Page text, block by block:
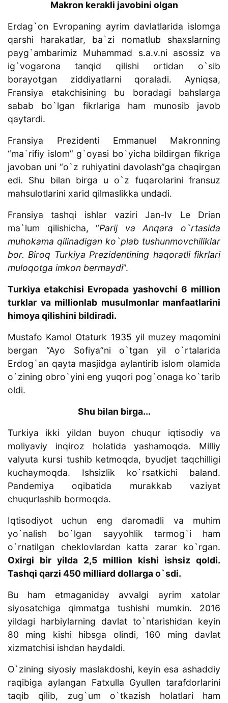
Makron kerakli javobini olgan
Erdag`on Evropaning ayrim davlatlarida islomga
qarshi harakatlar, ba`zi nomatlub shaxslarning
payg`ambarimiz Muhammad s.a.v.ni asossiz va
ig`vogarona tanqid qilishi ortidan o`sib
borayotgan ziddiyatlarni qoraladi. Ayniqsa,
Fransiya etakchisining bu boradagi bahslarga
sabab bo`lgan fikrlariga ham munosib javob
qaytardi.
Fransiya Prezidenti Emmanuel Makronning
“ma`rifiy islom” g`oyasi bo`yicha bildirgan fikriga
javoban uni “o`z ruhiyatini davolash”ga chaqirgan
edi. Shu bilan birga u o`z fuqarolarini fransuz
mahsulotlarini xarid qilmaslikka undadi.
Fransiya tashqi ishlar vaziri Jan-Iv Le Drian
ma`lum qilishicha, “Parij va Anqara o`rtasida
muhokama qilinadigan ko`plab tushunmovchiliklar
bor. Biroq Turkiya Prezidentining haqoratli fikrlari
muloqotga imkon bermaydi”.
Turkiya etakchisi Evropada yashovchi 6 million
turklar va millionlab musulmonlar manfaatlarini
himoya qilishini bildiradi.
Mustafo Kamol Otaturk 1935 yil muzey maqomini
bergan “Ayo Sofiya”ni o`tgan yil o`rtalarida
Erdog`an qayta masjidga aylantirib islom olamida
o`zining obro`yini eng yuqori pog`onaga ko`tarib
oldi.
Shu bilan birga...
Turkiya ikki yildan buyon chuqur iqtisodiy va
moliyaviy inqiroz holatida yashamoqda. Milliy
valyuta kursi tushib ketmoqda, byudjet taqchilligi
kuchaymoqda. Ishsizlik ko`rsatkichi baland.
Pandemiya oqibatida murakkab vaziyat
chuqurlashib bormoqda.
Iqtisodiyot uchun eng daromadli va muhim
yo`nalish bo`lgan sayyohlik tarmog`i ham
o`rnatilgan cheklovlardan katta zarar ko`rgan.
Oxirgi bir yilda 2,5 million kishi ishsiz qoldi.
Tashqi qarzi 450 milliard dollarga o`sdi.
Bu ham etmaganiday avvalgi ayrim xatolar
siyosatchiga qimmatga tushishi mumkin. 2016
yildagi harbiylarning davlat to`ntarishidan keyin
80 ming kishi hibsga olindi, 160 ming davlat
xizmatchisi ishdan haydaldi.
O`zining siyosiy maslakdoshi, keyin esa ashaddiy
raqibiga aylangan Fatxulla Gyullen tarafdorlarini
taqib qilib, zug`um o`tkazish holatlari ham